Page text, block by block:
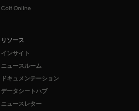
リソース
インサイト
ニュースルーム
ドキュメンテーション
データシートハブ
ニュースレター
Colt Online